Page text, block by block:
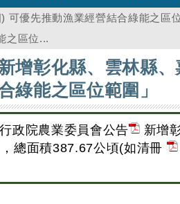
可優先推動漁業經營結合綠能之區
之區位...
增彰化縣、雲林縣
綠能之區位範圍」
政院農業委員會公告
新增
總面積387.67公頃(如清冊